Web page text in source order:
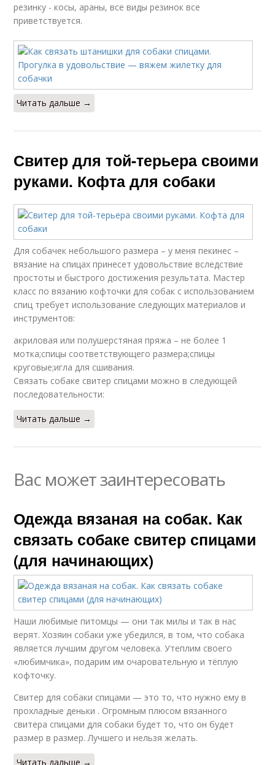
резинку - косы, араны, все виды резинок все
приветствуется.
Читать дальше →
Свитер для той-терьера своими
руками. Кофта для собаки
Для собачек небольшого размера – у меня пекинес –
вязание на спицах принесет удовольствие вследствие
простоты и быстрого достижения результата. Мастер
класс по вязанию кофточки для собак с использованием
спиц требует использование следующих материалов и
инструментов:
акриловая или полушерстяная пряжа – не более 1
мотка;спицы соответствующего размера;спицы
круговые;игла для сшивания.
Связать собаке свитер спицами можно в следующей
последовательности:
Читать дальше →
Вас может заинтересовать
Одежда вязаная на собак. Как
связать собаке свитер спицами
(для начинающих)
Наши любимые питомцы — они так милы и так в нас
верят. Хозяин собаки уже убедился, в том, что собака
является лучшим другом человека. Утеплим своего
«любимчика», подарим им очаровательную и тёплую
кофточку.
Свитер для собаки спицами — это то, что нужно ему в
прохладные деньки . Огромным плюсом вязанного
свитера спицами для собаки будет то, что он будет
размер в размер. Лучшего и нельзя желать.
Читать дальше →